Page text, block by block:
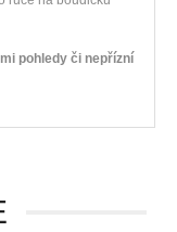
pohledy či nepřízní